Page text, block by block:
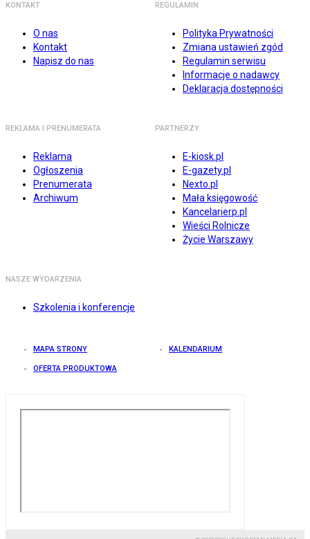
KONTAKT
O nas
Kontakt
Napisz do nas
REGULAMIN
Polityka Prywatności
Zmiana ustawień zgód
Regulamin serwisu
Informacje o nadawcy
Deklaracja dostępności
REKLAMA I PRENUMERATA
Reklama
Ogłoszenia
Prenumerata
Archiwum
PARTNERZY
E-kiosk.pl
E-gazety.pl
Nexto.pl
Mała księgowość
Kancelarierp.pl
Wieści Rolnicze
Życie Warszawy
NASZE WYDARZENIA
Szkolenia i konferencje
MAPA STRONY KALENDARIUM
OFERTA PRODUKTOWA